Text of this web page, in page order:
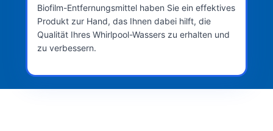
Biofilm-Entfernungsmittel haben Sie ein effektives
Produkt zur Hand, das Ihnen dabei hilft, die
Qualität Ihres Whirlpool-Wassers zu erhalten und
zu verbessern.